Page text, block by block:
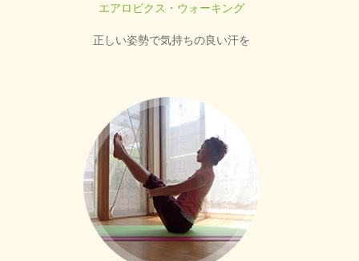
エアロビクス・ウォーキング
正しい姿勢で気持ちの良い汗を